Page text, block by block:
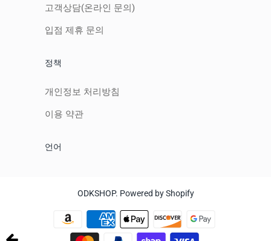
고객상담(온라인 문의)
입점 제휴 문의
정책
개인정보 처리방침
이용 약관
언어
ODKSHOP. Powered by Shopify